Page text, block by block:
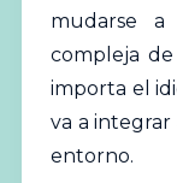
mudarse
compleja
importa el
va a
entorno.